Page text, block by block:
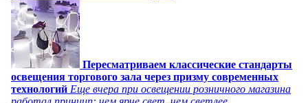
Пересматриваем классические стандарты
освещения торгового зала через призму современных
технологий Еще вчера при освещении розничного магазина